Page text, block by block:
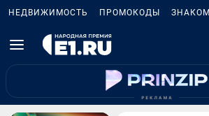
НЕДВИЖИМОСТЬ ПРОМОКОДЫ